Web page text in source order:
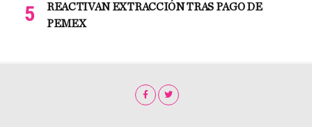
REACTIVAN EXTRACCIÓN TRAS PAGO DE
PEMEX